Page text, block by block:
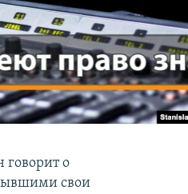
говорит о
свои